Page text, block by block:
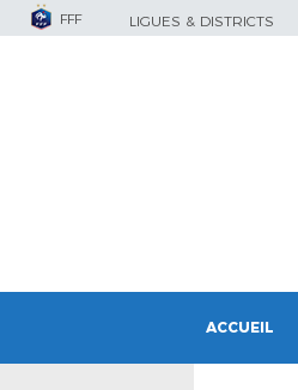
FFF LIGUES & DISTRICTS
ACCUEIL